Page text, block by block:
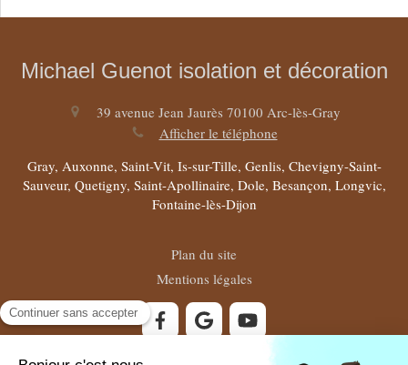
Michael Guenot isolation et décoration
39 avenue Jean Jaurès 70100 Arc-lès-Gray
Afficher le téléphone
Gray, Auxonne, Saint-Vit, Is-sur-Tille, Genlis, Chevigny-Saint-
Sauveur, Quetigny, Saint-Apollinaire, Dole, Besançon, Longvic,
Fontaine-lès-Dijon
Plan du site
Mentions légales